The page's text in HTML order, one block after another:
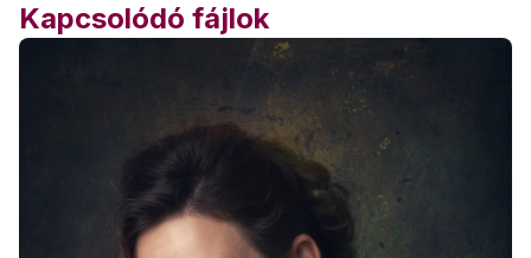
Kapcsolódó fájlok